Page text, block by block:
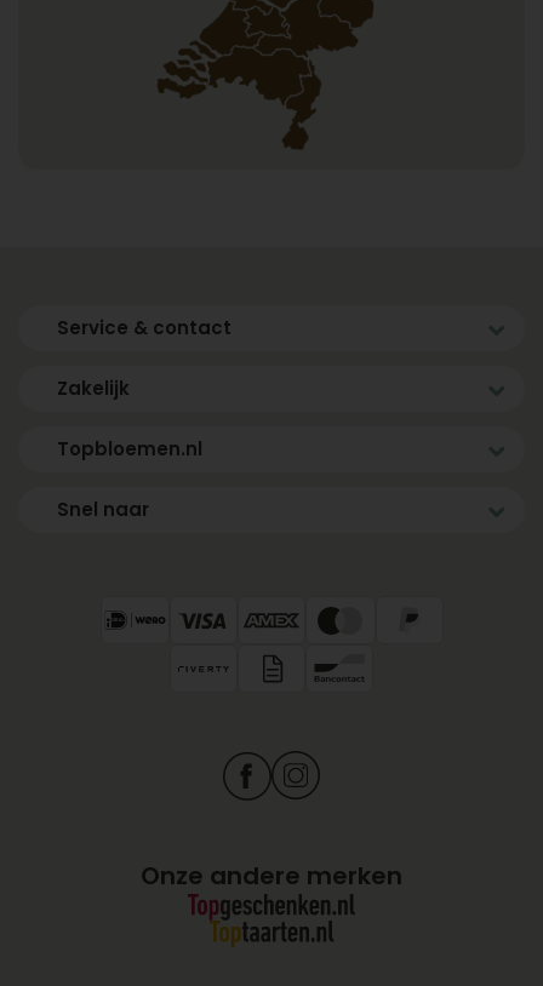
Service & contact
Zakelijk
Topbloemen.nl
Snel naar
Onze andere merken